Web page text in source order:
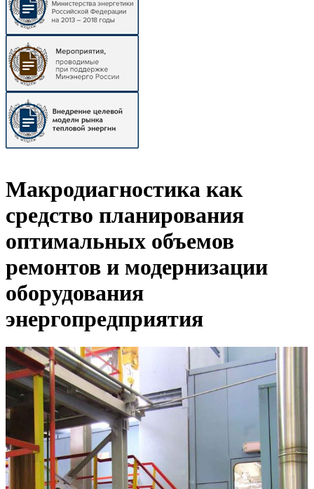
Макродиагностика как
средство планирования
оптимальных объемов
ремонтов и модернизации
оборудования
энергопредприятия